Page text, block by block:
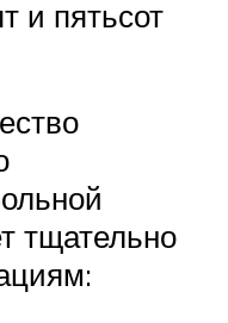
и пятьсот
тщательно